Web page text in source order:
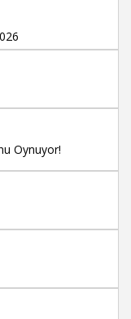
Oynuyor!